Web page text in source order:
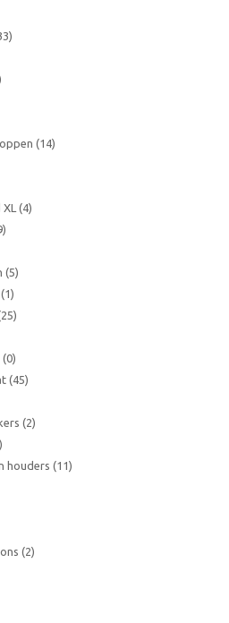
(14)
(4)
(5)
(1)
(0)
(45)
(2)
houders (11)
(2)